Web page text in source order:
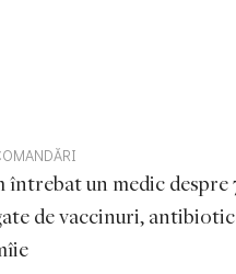
întrebat un medic despre
de vaccinuri,